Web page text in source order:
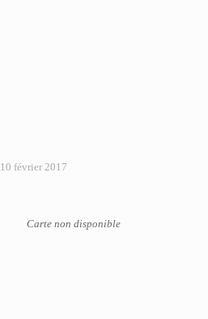
10 février 2017
Carte non disponible